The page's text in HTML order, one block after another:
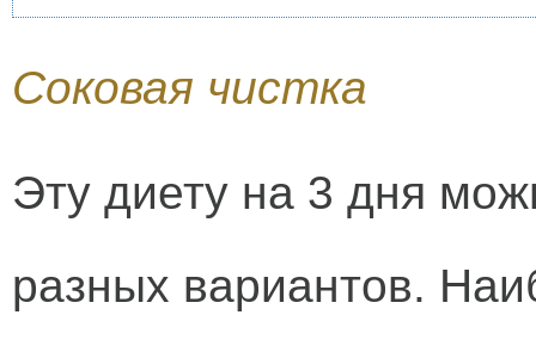
Соковая чистка
Эту диету на 3 дня
разных вариантов.